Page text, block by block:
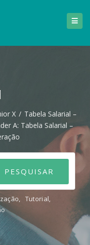
X / Tabela Salarial –
A: Tabela Salarial –
, Tutorial,